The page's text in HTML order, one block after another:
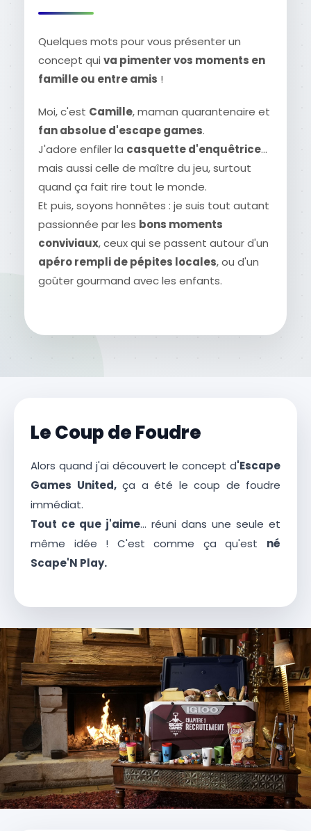
Quelques mots pour vous présenter un
concept qui va pimenter vos moments en
famille ou entre amis !
Moi, c'est Camille, maman quarantenaire et
fan absolue d'escape games.
J'adore enfiler la casquette d'enquêtrice…
mais aussi celle de maître du jeu, surtout
quand ça fait rire tout le monde.
Et puis, soyons honnêtes : je suis tout autant
passionnée par les bons moments
conviviaux, ceux qui se passent autour d'un
apéro rempli de pépites locales, ou d'un
goûter gourmand avec les enfants.
Le Coup de Foudre
Alors quand j'ai découvert le concept d'Escape
Games United,ça a été le coup de foudre
immédiat.
Tout ce que j'aime… réuni dans une seule et
même idée ! C'est comme ça qu'est né
Scape'N Play.